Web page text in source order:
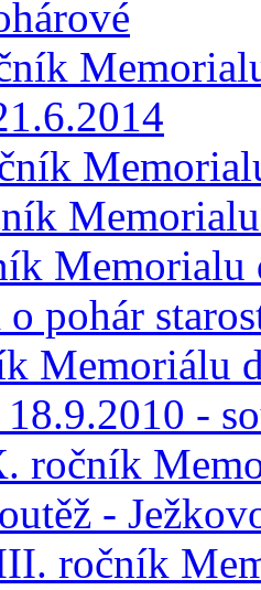
Memorialu
pohár
Memoriálu
-
ročník
-
ročník